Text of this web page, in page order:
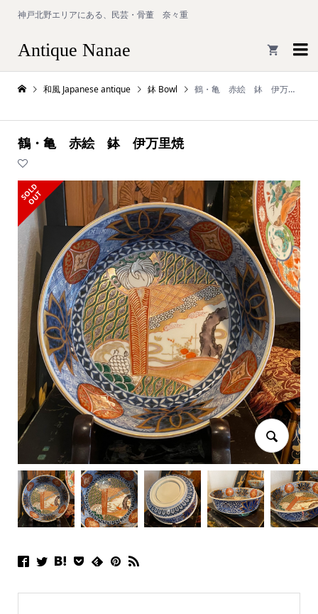
神戸北野エリアにある、民芸・骨董 奈々重
Antique Nanae 
和風 Japanese antique 鉢 Bowl 鶴・亀 赤絵 鉢 伊万里焼
鶴・亀 赤絵 鉢 伊万里焼
S
O
L
D
O
U
T